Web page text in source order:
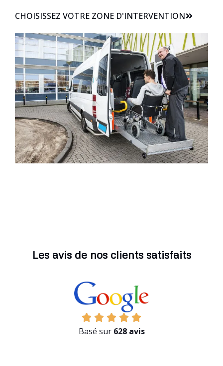
CHOISISSEZ VOTRE ZONE D'INTERVENTION
Les avis de nos clients satisfaits
Basé sur 628 avis